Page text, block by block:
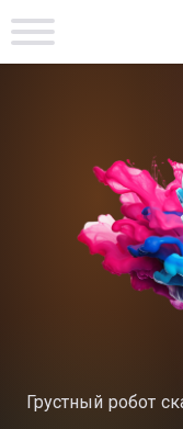
Грустный робот